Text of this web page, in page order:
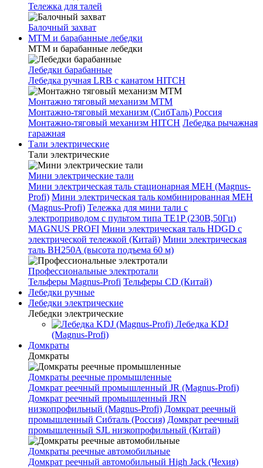
Тележка для талей
Балочный захват
МТМ и барабанные лебедки
МТМ и барабанные лебедки
Лебедки барабанные
Лебедка ручная LRB с канатом HITCH
Монтажно тяговый механизм МТМ
Монтажно-тяговый механизм (СибТаль) Россия
Монтажно-тяговый механизм HITCH Лебедка рычажная
гаражная
Тали электрические
Тали электрические
Мини электрические тали
Мини электрическая таль стационарная МЕН (Magnus-
Profi) Мини электрическая таль комбинированная МЕН
(Magnus-Profi) Тележка для мини тали с
электроприводом с пультом типа TE1P (230В,50Гц)
MAGNUS PROFI Мини электрическая таль HDGD с
электрической тележкой (Китай) Мини электрическая
таль BH250A (высота подъема 60 м)
Профессиональные электротали
Тельферы Magnus-Profi Тельферы CD (Китай)
Лебедки ручные
Лебедки электрические
Лебедки электрические
Лебедка KDJ
(Magnus-Profi)
Домкраты
Домкраты
Домкраты реечные промышленные
Домкрат реечный промышленный JR (Magnus-Profi)
Домкрат реечный промышленный JRN
низкопрофильный (Magnus-Profi) Домкрат реечный
промышленный Сибталь (Россия) Домкрат реечный
промышленный SJL низкопрофильный (Китай)
Домкраты реечные автомобильные
Домкрат реечный автомобильный High Jack (Чехия)